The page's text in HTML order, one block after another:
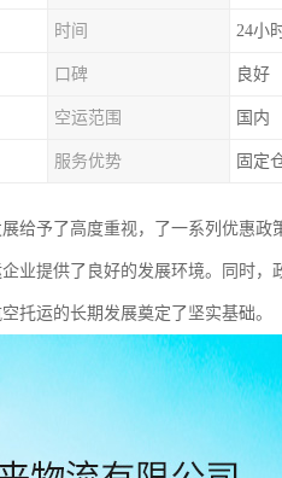
时间 24小
口碑 良好
空运范围 国内
服务优势 固定
给予了高度重视，了一系列优惠政
业提供了良好的发展环境。同时，
托运的长期发展奠定了坚实基础。